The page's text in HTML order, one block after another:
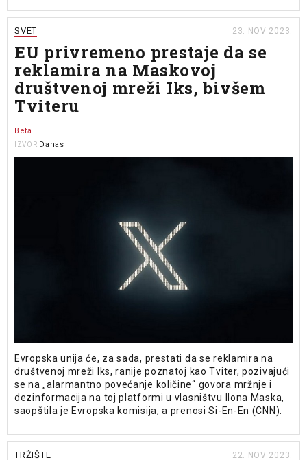
SVET 23. NOV 2023.
EU privremeno prestaje da se
reklamira na Maskovoj
društvenoj mreži Iks, bivšem
Tviteru
Beta
IZVOR Danas
Evropska unija će, za sada, prestati da se reklamira na
društvenoj mreži Iks, ranije poznatoj kao Tviter, pozivajući
se na „alarmantno povećanje količine“ govora mržnje i
dezinformacija na toj platformi u vlasništvu Ilona Maska,
saopštila je Evropska komisija, a prenosi Si-En-En (CNN).
TRŽIŠTE 22. NOV 2023.